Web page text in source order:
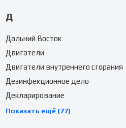
Д
Дальний Восток
Двигатели
Двигатели внутреннего сгорания
Дезинфекционное дело
Декларирование
Показать ещё (77)